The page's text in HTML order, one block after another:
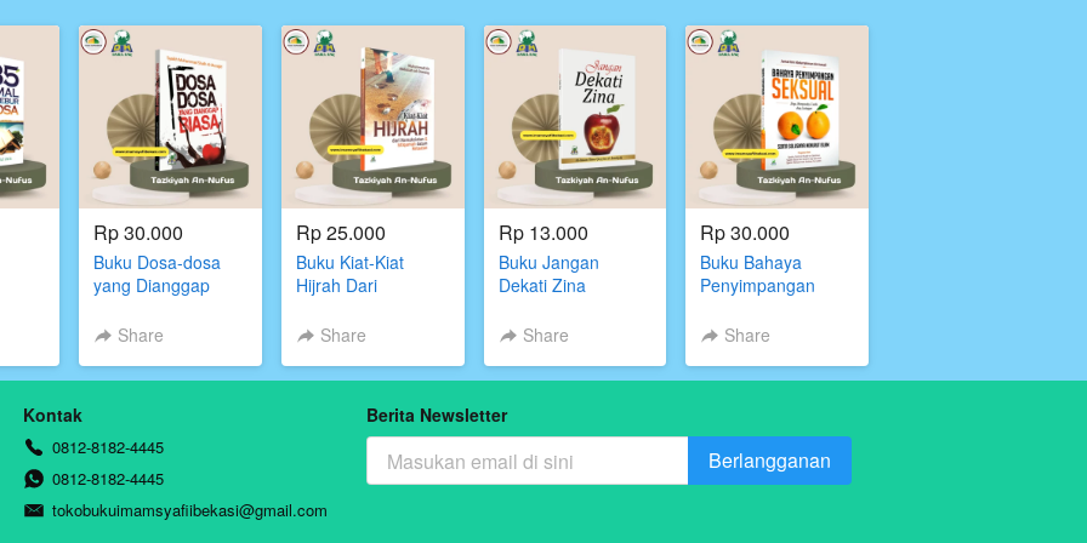
Rp 30.000
Buku Dosa-dosa
yang Dianggap
Bekasi
Share
Rp 25.000
Buku Kiat-Kiat
Hijrah Dari
Istiqmah Dalam
Share
Rp 13.000
Buku Jangan
Dekati Zina
Share
Rp 30.000
Buku Bahaya
Penyimpangan
Share
Kontak
0812-8182-4445
0812-8182-4445
tokobukuimamsyafiibekasi@gmail.com
Berita Newsletter
`Berlangganan